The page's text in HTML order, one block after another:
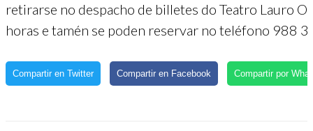
retirarse no despacho de billetes do Teatro Lauro
horas e tamén se poden reservar no teléfono 988
Compartir en Twitter Compartir en Facebook Compartir por